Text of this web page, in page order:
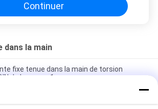
Continuer
dans la main
fixe tenue dans la main de torsion
de la norme 1
main blanc a fixé l'électrode stimulante
5